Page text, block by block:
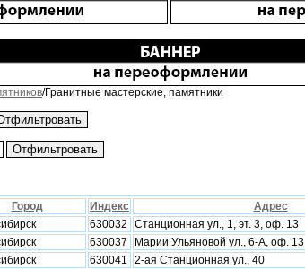
/Гранитные мастерские, памятники
Город Индекс Адрес
630032 Станционная ул., 1, эт. 3, оф. 13
630037 Марии Ульяновой ул., 6-А, оф. 13
630041 2-ая Станционная ул., 40